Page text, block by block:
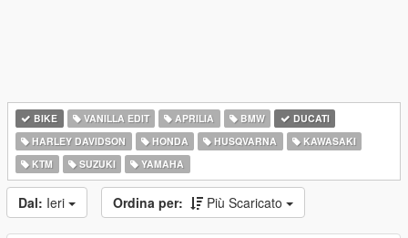
BIKE VANILLA EDIT APRILIA BMW
DUCATI
HARLEY DAVIDSON
HONDA HUSQVARNA
KAWASAKI
KTM
SUZUKI YAMAHA
Dal: Ieri Ordina per: Più Scaricato